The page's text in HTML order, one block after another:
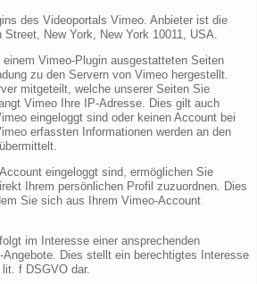
des Videoportals Vimeo. Anbieter ist die
New York, New York 10011, USA.
Vimeo-Plugin ausgestatteten Seiten
zu den Servern von Vimeo hergestellt.
mitgeteilt, welche unserer Seiten Sie
Vimeo Ihre IP-Adresse. Dies gilt auch
eingeloggt sind oder keinen Account bei
erfassten Informationen werden an den
eingeloggt sind, ermöglichen Sie
Ihrem persönlichen Profil zuzuordnen. Dies
Sie sich aus Ihrem Vimeo-Account
im Interesse einer ansprechenden
Angebote. Dies stellt ein berechtigtes Interesse
f DSGVO dar.